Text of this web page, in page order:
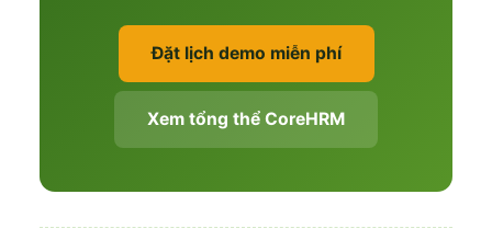
Đặt lịch demo miễn phí
Xem tổng thể CoreHRM